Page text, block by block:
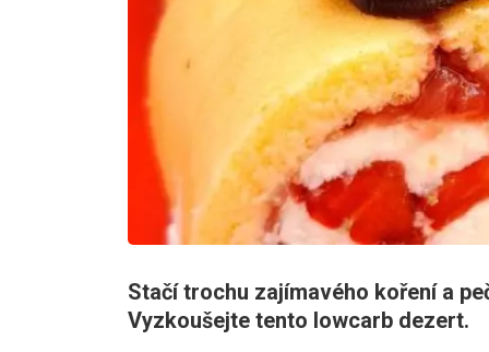
Stačí trochu zajímavého koření a
Vyzkoušejte tento lowcarb dezert.